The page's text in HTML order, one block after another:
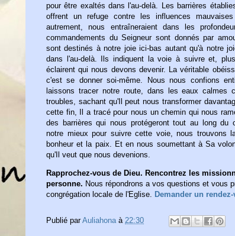
pour être exaltés dans l'au-delà. Les barrières
offrent un refuge contre les influences
autrement, nous entraîneraient dans les
commandements du Seigneur sont donnés par
sont destinés à notre joie ici-bas autant qu'à notre
dans l'au-delà. Ils indiquent la voie à suivre et,
éclairent qui nous devons devenir. La véritable
c'est se donner soi-même. Nous nous confions
laissons tracer notre route, dans les eaux calmes
troubles, sachant qu'Il peut nous transformer
cette fin, Il a tracé pour nous un chemin qui nous
des barrières qui nous protégeront tout au long du
notre mieux pour suivre cette voie, nous trouvons
bonheur et la paix. Et en nous soumettant à Sa
qu'Il veut que nous devenions.
Rapprochez-vous de Dieu. Rencontrez les
personne. Nous répondrons a vos questions et vous
congrégation locale de l'Eglise. Demander un
Publié parAuliahona à 22:30